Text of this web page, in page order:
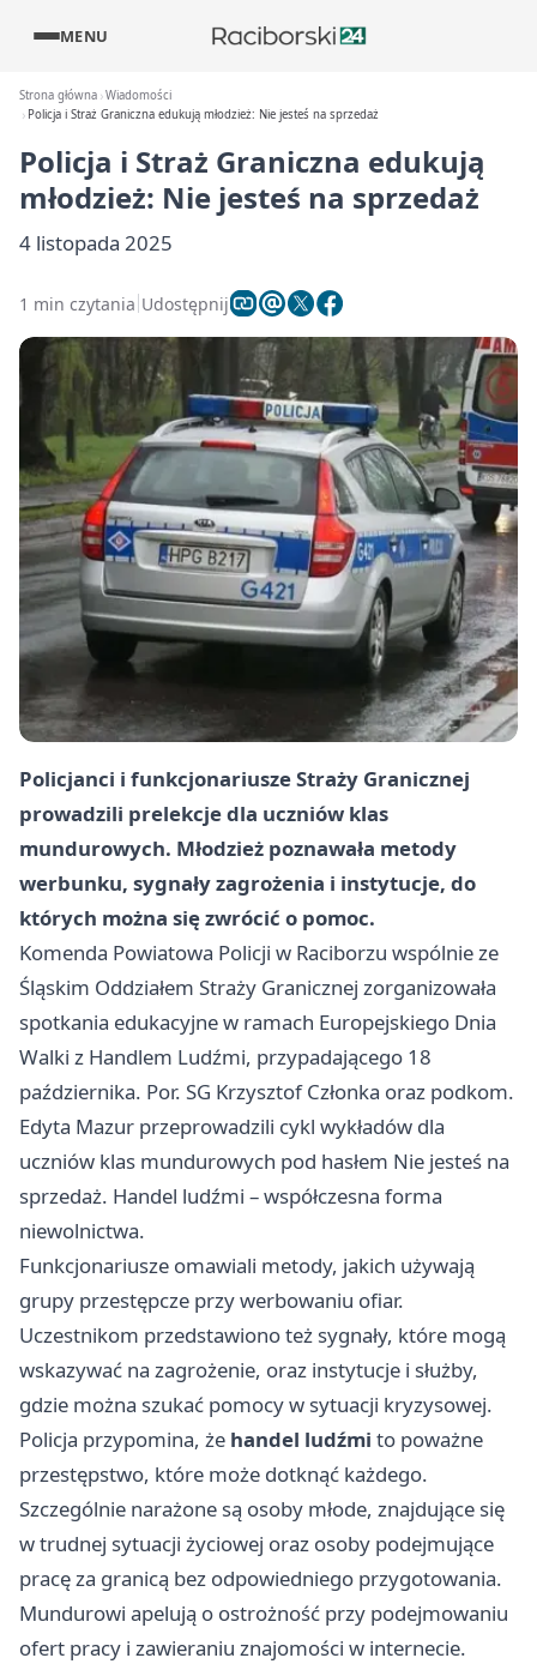
MENU
Strona główna Wiadomości
Policja i Straż Graniczna edukują młodzież: Nie jesteś na sprzedaż
Policja i Straż Graniczna edukują
młodzież: Nie jesteś na sprzedaż
4 listopada 2025
1 min czytania Udostępnij
Policjanci i funkcjonariusze Straży Granicznej
prowadzili prelekcje dla uczniów klas
mundurowych. Młodzież poznawała metody
werbunku, sygnały zagrożenia i instytucje, do
których można się zwrócić o pomoc.
Komenda Powiatowa Policji w Raciborzu wspólnie ze
Śląskim Oddziałem Straży Granicznej zorganizowała
spotkania edukacyjne w ramach Europejskiego Dnia
Walki z Handlem Ludźmi, przypadającego 18
października. Por. SG Krzysztof Członka oraz podkom.
Edyta Mazur przeprowadzili cykl wykładów dla
uczniów klas mundurowych pod hasłem Nie jesteś na
sprzedaż. Handel ludźmi – współczesna forma
niewolnictwa.
Funkcjonariusze omawiali metody, jakich używają
grupy przestępcze przy werbowaniu ofiar.
Uczestnikom przedstawiono też sygnały, które mogą
wskazywać na zagrożenie, oraz instytucje i służby,
gdzie można szukać pomocy w sytuacji kryzysowej.
Policja przypomina, że handel ludźmi to poważne
przestępstwo, które może dotknąć każdego.
Szczególnie narażone są osoby młode, znajdujące się
w trudnej sytuacji życiowej oraz osoby podejmujące
pracę za granicą bez odpowiedniego przygotowania.
Mundurowi apelują o ostrożność przy podejmowaniu
ofert pracy i zawieraniu znajomości w internecie.